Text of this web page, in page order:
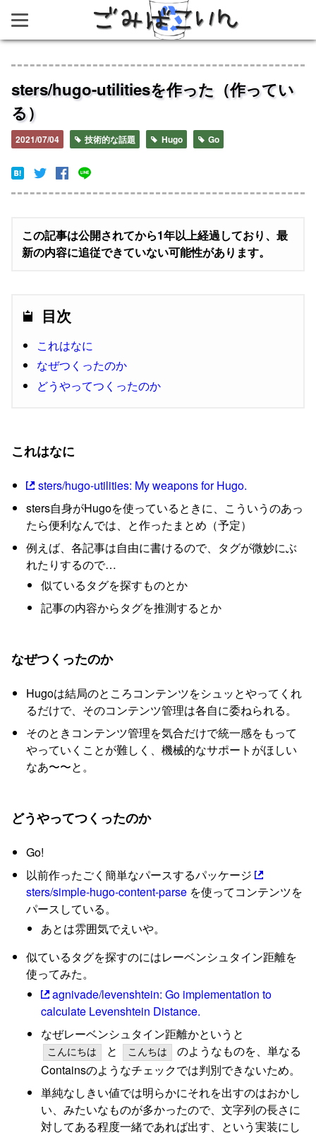
sters/hugo-utilitiesを作った（作ってい
る）
2021/07/04 技術的な話題 Hugo Go
この記事は公開されてから1年以上経過しており、最
新の内容に追従できていない可能性があります。
目次
これはなに
なぜつくったのか
どうやってつくったのか
これはなに
sters/hugo-utilities: My weapons for Hugo.
sters自身がHugoを使っているときに、こういうのあっ
たら便利なんでは、と作ったまとめ（予定）
例えば、各記事は自由に書けるので、タグが微妙にぶ
れたりするので…
似ているタグを探すものとか
記事の内容からタグを推測するとか
なぜつくったのか
Hugoは結局のところコンテンツをシュッとやってくれ
るだけで、そのコンテンツ管理は各自に委ねられる。
そのときコンテンツ管理を気合だけで統一感をもって
やっていくことが難しく、機械的なサポートがほしい
なあ〜〜と。
どうやってつくったのか
Go!
以前作ったごく簡単なパースするパッケージ
sters/simple-hugo-content-parseを使ってコンテンツを
パースしている。
あとは雰囲気でえいや。
似ているタグを探すのにはレーベンシュタイン距離を
使ってみた。
agnivade/levenshtein: Go implementation to
calculate Levenshtein Distance.
なぜレーベンシュタイン距離かというと
こんにちは と こんちは
のようなものを、単なる
Containsのようなチェックでは判別できないため。
単純なしきい値では明らかにそれを出すのはおかし
い、みたいなものが多かったので、文字列の長さに
対してある程度一緒であれば出す、という実装にし
ごみばこいん